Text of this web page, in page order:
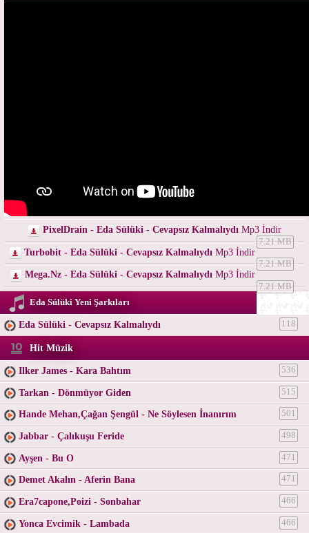
PixelDrain - Eda Sülüki - Cevapsız Kalmalıydı Mp3 İndir
7.21 MB
Turbobit - Eda Sülüki - Cevapsız Kalmalıydı Mp3 İndir
7.21 MB
Mega.Nz - Eda Sülüki - Cevapsız KalmalıydıMp3 İndir
7.21 MB
Eda Sülüki Yeni Şarkıları
Eda Sülüki - Cevapsız Kalmalıydı 118
Hit Müzik
Ilker James - Kara Bahtım 536
Tarkan - Dönmüyor Giden 515
Hande Mehan,Çağan Şengül - Ne Söylesen İnanırım 501
Jabbar - Çalıkuşu Feride 498
Ayşen - Bu O 471
Demet Akalın - Aferin Bana 471
Era7capone,Poizi - Sonbahar 466
Yonca Evcimik - Lambada 466